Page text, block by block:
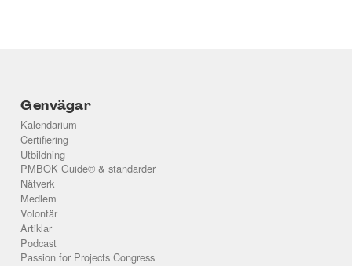
Genvägar
Kalendarium
Certifiering
Utbildning
PMBOK Guide® & standarder
Nätverk
Medlem
Volontär
Artiklar
Podcast
Passion for Projects Congress